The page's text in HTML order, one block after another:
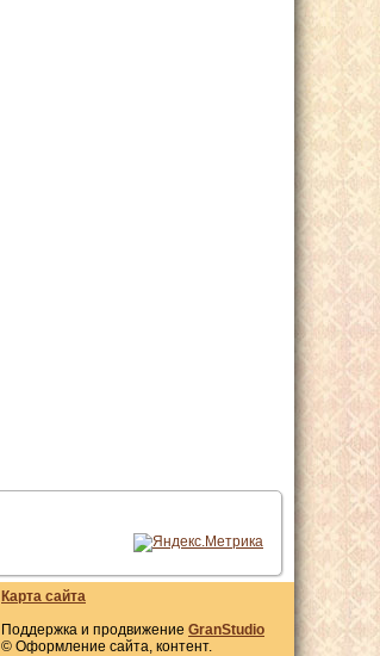
Карта сайта
Поддержка и продвижение GranStudio
© Оформление сайта, контент.